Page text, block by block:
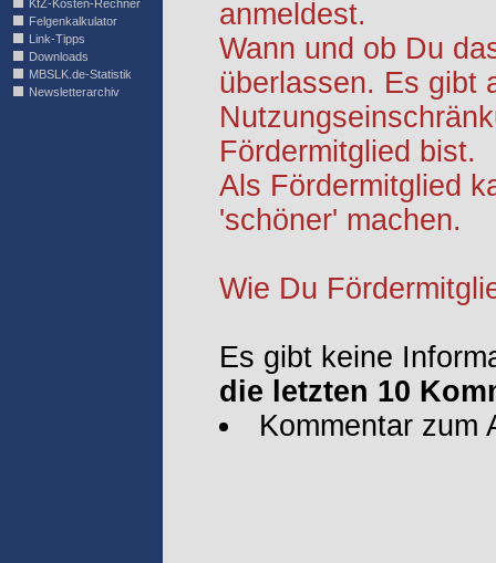
KfZ-Kosten-Rechner
Felgenkalkulator
Link-Tipps
Downloads
MBSLK.de-Statistik
Newsletterarchiv
anmeldest.
Wann und ob Du
überlassen. Es gibt
Fördermitglied bist.
Als Fördermitglied
'schöner' machen.
Wie Du
Es gibt keine
die letzten 10
Kommentar zum